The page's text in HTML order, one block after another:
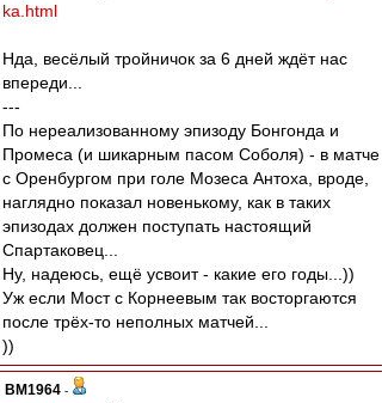
ka.html
Нда, весёлый тройничок за 6 дней ждёт нас
впереди...
---
По нереализованному эпизоду Бонгонда и
Промеса (и шикарным пасом Соболя) - в матче
с Оренбургом при голе Мозеса Антоха, вроде,
наглядно показал новенькому, как в таких
эпизодах должен поступать настоящий
Спартаковец...
Ну, надеюсь, ещё усвоит - какие его годы...))
Уж если Мост с Корнеевым так восторгаются
после трёх-то неполных матчей...
))
BM1964 -